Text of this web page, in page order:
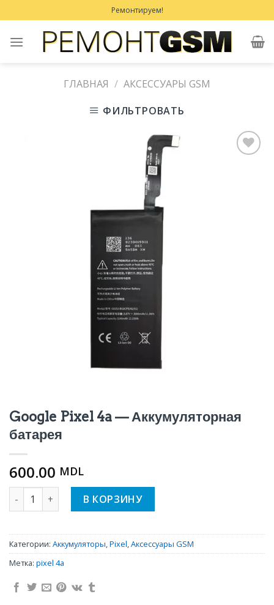
to
content
Ремонтируем!
ГЛАВНАЯ / АКСЕССУАРЫ GSM
ФИЛЬТРОВАТЬ
Google Pixel 4a — Аккумуляторная
батарея
600.00 MDL
Количество Google Pixel 4a - Аккумуляторная батарея
В КОРЗИНУ
Категории: Аккумуляторы,Pixel,Аксессуары GSM
Метка: pixel 4a